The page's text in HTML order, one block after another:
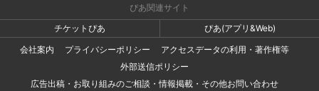
ぴあ関連サイト
チケットぴあ
ぴあ(アプリ&Web)
会社案内
プライバシーポリシー
アクセスデータの利用・著作権等
外部送信ポリシー
広告出稿・お取り組みのご相談・情報掲載・その他お問い合わせ